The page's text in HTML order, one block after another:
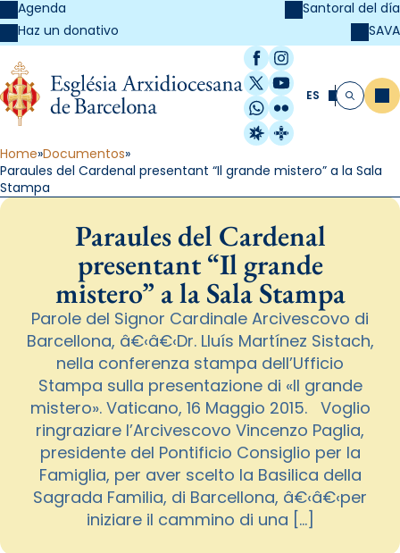
Agenda
Haz un donativo
Santoral del día
SAVA
Facebook
Instagram
X / Twitter
YouTube
WhatsApp
Flickr
Radio Estel
Catalunya
ES Buscar
Home Documentos
Paraules del Cardenal presentant “Il grande mistero” a la Sala
Stampa
Paraules del Cardenal
presentant “Il grande
mistero” a la Sala Stampa
Parole del Signor Cardinale Arcivescovo di
Barcellona, â€‹â€‹Dr. Lluís Martínez Sistach,
nella conferenza stampa dell’Ufficio
Stampa sulla presentazione di «Il grande
mistero». Vaticano, 16 Maggio 2015. Voglio
ringraziare l’Arcivescovo Vincenzo Paglia,
presidente del Pontificio Consiglio per la
Famiglia, per aver scelto la Basilica della
Sagrada Familia, di Barcellona, â€‹â€‹per
iniziare il cammino di una […]